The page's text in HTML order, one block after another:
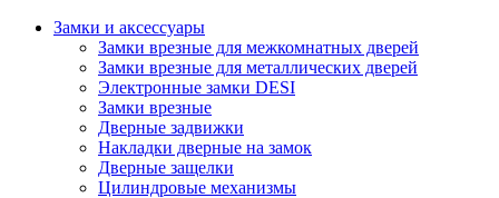
Замки и аксессуары
Замки врезные для межкомнатных дверей
Замки врезные для металлических дверей
Электронные замки DESI
Замки врезные
Дверные задвижки
Накладки дверные на замок
Дверные защелки
Цилиндровые механизмы